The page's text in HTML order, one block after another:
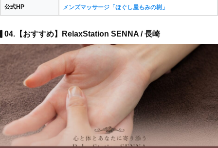
公式HP メンズマッサージ「ほぐし屋もみの樹」
04.【おすすめ】RelaxStation SENNA / 長崎